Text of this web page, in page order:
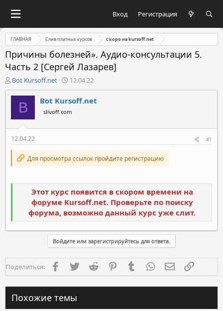
Вход Регистрация
ГЛАВНАЯ Слив платных курсов Скоро на kursoff.net
Причины болезней». Аудио-консультации 5.
Часть 2 [Сергей Лазарев]
А
в
т
м
ы
Bot Kursoff.net
Д
а
т
а
н
а
а
12.04.22
B Bot Kursoff.net
slivoff.com
12.04.22 #1
Для просмотра ссылок пройдите регистрацию
Этот курс появится в скором времени на
форуме Kursoff.net. Проверьте по поиску
форума, возможно данный курс уже слит.
Войдите или зарегистрируйтесь для ответа.
Поделиться: FacebookTwitter Reddit PinterestTumblr WhatsAppЭлектронная
Похожие темы